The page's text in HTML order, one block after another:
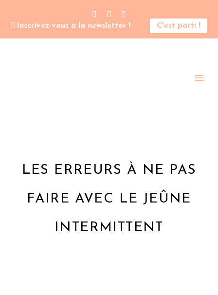
Inscrivez-vous à la newsletter ! C'est parti !
LES ERREURS À NE PAS
FAIRE AVEC LE JEÛNE
INTERMITTENT